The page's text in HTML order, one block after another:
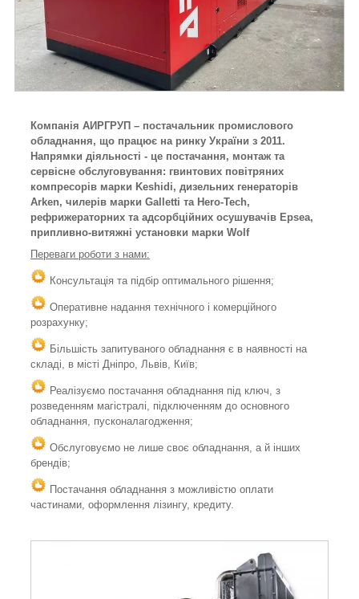
Компанія АИРГРУП – постачальник промислового
обладнання, що працює на ринку України з 2011.
Напрямки діяльності - це постачання, монтаж та
сервісне обслуговування: гвинтових повітряних
компресорів марки Keshidi, дизельних генераторів
Arken, чилерів марки Galletti та Hero-Tech,
рефрижераторних та адсорбційних осушувачів Epsea,
припливно-витяжні установки марки Wolf
Переваги роботи з нами:
Консультація та підбір оптимального рішення;
Оперативне надання технічного і комерційного
розрахунку;
Більшість запитуваного обладнання є в наявності на
складі, в місті Дніпро, Львів, Київ;
Реалізуємо постачання обладнання під ключ, з
розведенням магістралі, підключенням до основного
обладнання, пусконалагодження;
Обслуговуємо не лише своє обладнання, а й інших
брендів;
Постачання обладнання з можливістю оплати
частинами, оформлення лізингу, кредиту.